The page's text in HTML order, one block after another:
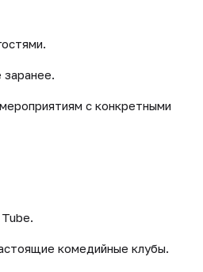
с конкретными
комедийные клубы.